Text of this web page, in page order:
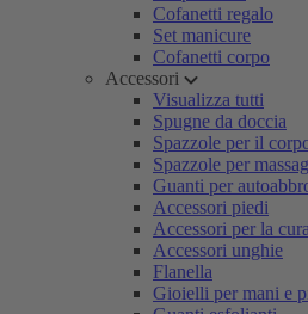
Cofanetti regalo
Set manicure
Cofanetti corpo
Accessori
Visualizza tutti
Spugne da doccia
Spazzole per il
Spazzole per
Guanti per
Accessori piedi
Accessori per la
Accessori unghie
Flanella
Gioielli per mani e